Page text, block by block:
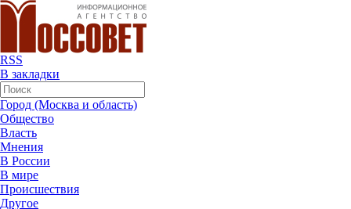
RSS
В закладки
Город (Москва и область)
Общество
Власть
Мнения
В России
В мире
Происшествия
Другое